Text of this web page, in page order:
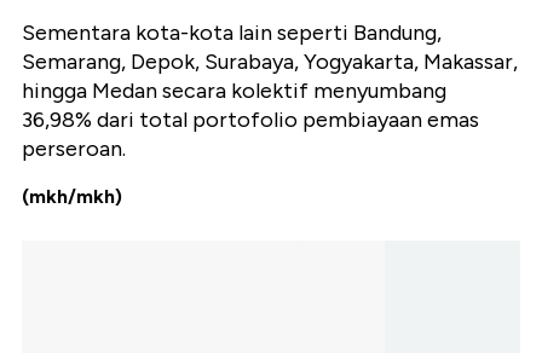
Sementara kota-kota lain seperti Bandung,
Semarang, Depok, Surabaya, Yogyakarta, Makassar,
hingga Medan secara kolektif menyumbang
36,98% dari total portofolio pembiayaan emas
perseroan.
(mkh/mkh)